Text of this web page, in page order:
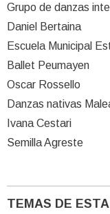
Grupo de danzas
Daniel Bertaina
Escuela Municipal
Ballet Peumayen
Oscar Rossello
Danzas nativas
Ivana Cestari
Semilla Agreste
TEMAS DE